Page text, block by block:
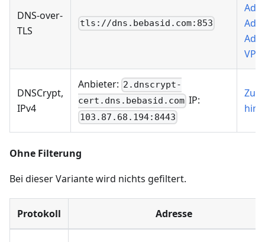
DNS-over-
TLS
tls://dns.bebasid.com:853
Add
VPN
DNSCrypt,
IPv4
Anbieter: 2.dnscrypt-
cert.dns.bebasid.com IP:
103.87.68.194:8443
Zu
Ohne Filterung
Bei dieser Variante wird nichts gefiltert.
Protokoll Adresse